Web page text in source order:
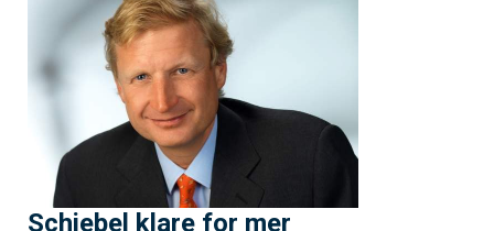
Schiebel klare for mer